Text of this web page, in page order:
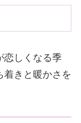
恋しくなる季
着きと暖かさを